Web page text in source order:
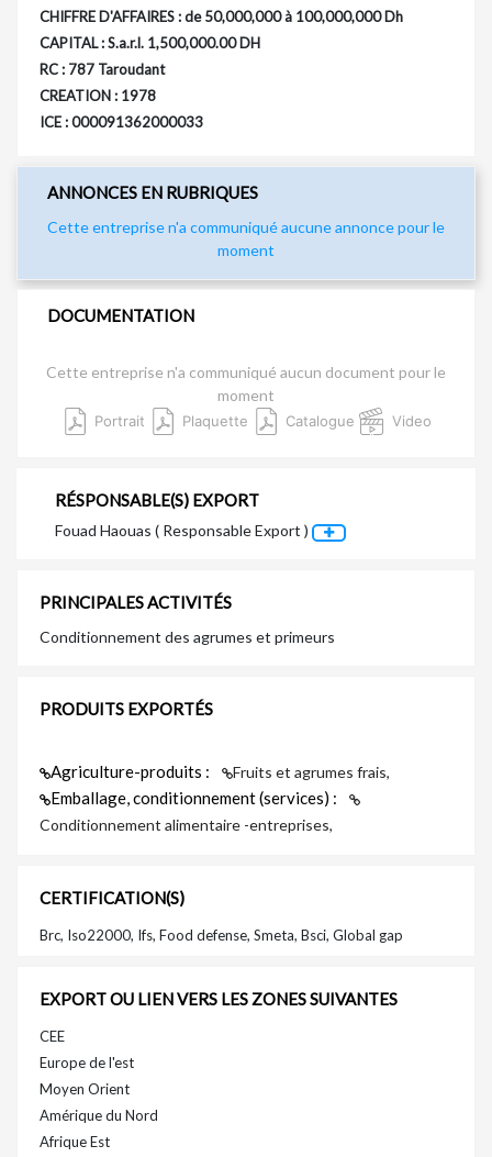
CHIFFRE D'AFFAIRES : de 50,000,000 à 100,000,000 Dh
CAPITAL : S.a.r.l. 1,500,000.00 DH
RC : 787 Taroudant
CREATION : 1978
ICE : 000091362000033
ANNONCES EN RUBRIQUES
Cette entreprise n'a communiqué aucune annonce pour le
moment
DOCUMENTATION
Cette entreprise n'a communiqué aucun document pour le
moment
Portrait Plaquette Catalogue Video
RÉSPONSABLE(S) EXPORT
Fouad Haouas ( Responsable Export )
PRINCIPALES ACTIVITÉS
Conditionnement des agrumes et primeurs
PRODUITS EXPORTÉS
Agriculture-produits : Fruits et agrumes frais,
Emballage, conditionnement (services) :
Conditionnement alimentaire -entreprises,
CERTIFICATION(S)
Brc, Iso22000, Ifs, Food defense, Smeta, Bsci, Global gap
EXPORT OU LIEN VERS LES ZONES SUIVANTES
CEE
Europe de l'est
Moyen Orient
Amérique du Nord
Afrique Est